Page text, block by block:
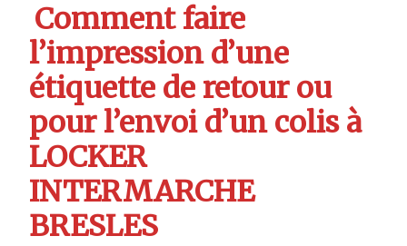
Comment faire
l’impression d’une
étiquette de retour ou
pour l’envoi d’un colis à
LOCKER
INTERMARCHE
BRESLES